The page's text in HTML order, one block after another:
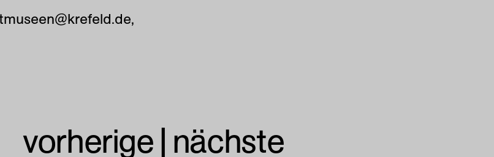
vorherige| nächste